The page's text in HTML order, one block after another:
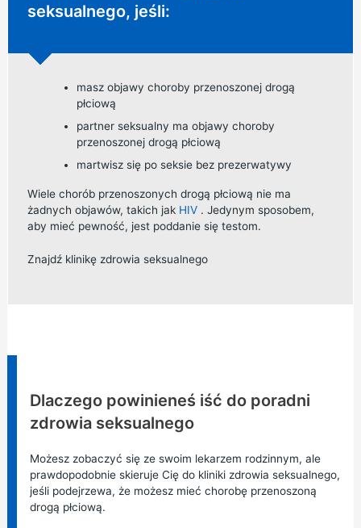
seksualnego, jeśli:
masz objawy choroby przenoszonej drogą
płciową
partner seksualny ma objawy choroby
przenoszonej drogą płciową
martwisz się po seksie bez prezerwatywy
Wiele chorób przenoszonych drogą płciową nie ma
żadnych objawów, takich jak HIV. Jedynym sposobem,
aby mieć pewność, jest poddanie się testom.
Znajdź klinikę zdrowia seksualnego
Dlaczego powinieneś iść do poradni
zdrowia seksualnego
Możesz zobaczyć się ze swoim lekarzem rodzinnym, ale
prawdopodobnie skieruje Cię do kliniki zdrowia seksualnego,
jeśli podejrzewa, że możesz mieć chorobę przenoszoną
drogą płciową.